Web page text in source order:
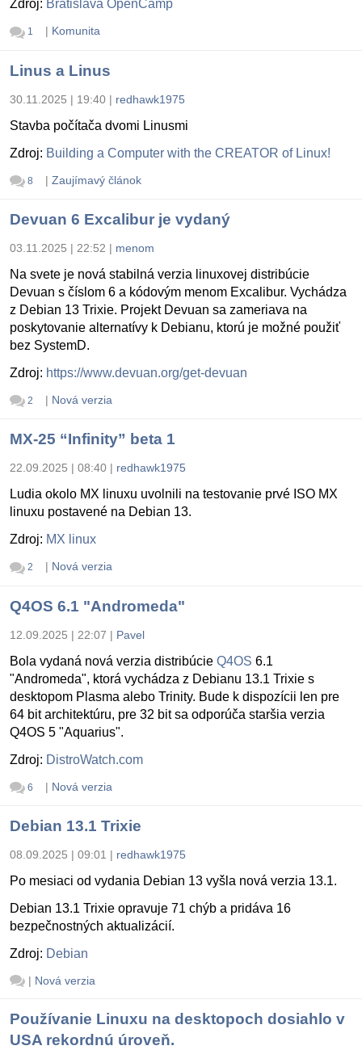
Zdroj: Bratislava OpenCamp
1 | Komunita
Linus a Linus
30.11.2025 | 19:40 | redhawk1975
Stavba počítača dvomi Linusmi
Zdroj: Building a Computer with the CREATOR of Linux!
8 | Zaujímavý článok
Devuan 6 Excalibur je vydaný
03.11.2025 | 22:52 | menom
Na svete je nová stabilná verzia linuxovej distribúcie
Devuan s číslom 6 a kódovým menom Excalibur. Vychádza
z Debian 13 Trixie. Projekt Devuan sa zameriava na
poskytovanie alternatívy k Debianu, ktorú je možné použiť
bez SystemD.
Zdroj: https://www.devuan.org/get-devuan
2 | Nová verzia
MX-25 “Infinity” beta 1
22.09.2025 | 08:40 | redhawk1975
Ludia okolo MX linuxu uvolnili na testovanie prvé ISO MX
linuxu postavené na Debian 13.
Zdroj: MX linux
2 | Nová verzia
Q4OS 6.1 "Andromeda"
12.09.2025 | 22:07 | Pavel
Bola vydaná nová verzia distribúcie Q4OS 6.1
"Andromeda", ktorá vychádza z Debianu 13.1 Trixie s
desktopom Plasma alebo Trinity. Bude k dispozícii len pre
64 bit architektúru, pre 32 bit sa odporúča staršia verzia
Q4OS 5 "Aquarius".
Zdroj: DistroWatch.com
6 | Nová verzia
Debian 13.1 Trixie
08.09.2025 | 09:01 | redhawk1975
Po mesiaci od vydania Debian 13 vyšla nová verzia 13.1.
Debian 13.1 Trixie opravuje 71 chýb a pridáva 16
bezpečnostných aktualizácií.
Zdroj: Debian
| Nová verzia
Používanie Linuxu na desktopoch dosiahlo v
USA rekordnú úroveň.